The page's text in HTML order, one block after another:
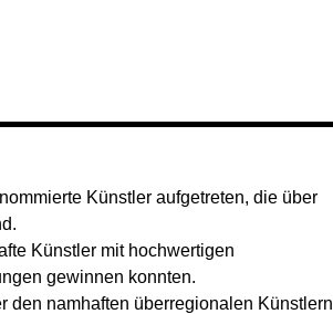
Künstler aufgetreten, die über
Künstler mit hochwertigen
gewinnen konnten.
den namhaften überregionalen Künstlern